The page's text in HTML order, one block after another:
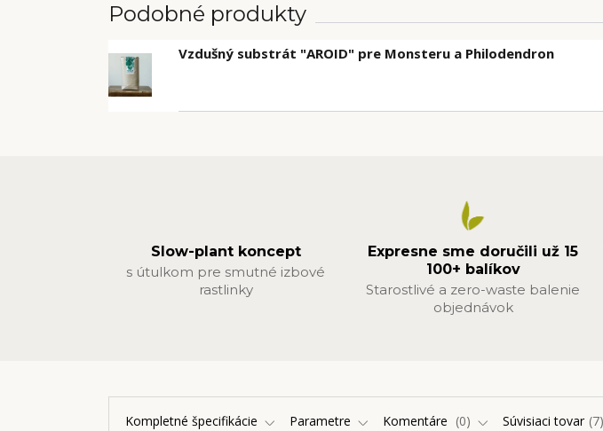
Podobné produkty
Vzdušný substrát "AROID" pre Monsteru a Philodendron
Slow-plant koncept
s útulkom pre smutné izbové
rastlinky
Expresne sme doručili už 15
100+ balíkov
Starostlivé a zero-waste balenie
objednávok
Kompletné špecifikácie Parametre Komentáre 0 Súvisiaci tovar 7